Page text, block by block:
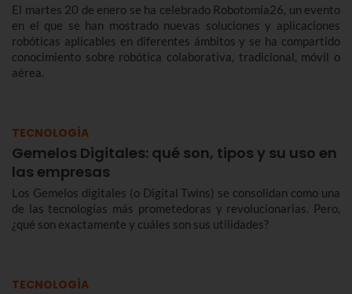
El martes 20 de enero se ha celebrado Robotomía26, un evento
en el que se han mostrado nuevas soluciones y aplicaciones
robóticas aplicables en diferentes ámbitos y se ha compartido
conocimiento sobre robótica colaborativa, tradicional, móvil o
aérea.
TECNOLOGÍA
Gemelos Digitales: qué son, tipos y su uso en
las empresas
Los Gemelos digitales (o Digital Twins) se consolidan como una
de las tecnologías más prometedoras y revolucionarias. Pero,
¿qué son exactamente y cuáles son sus utilidades?
TECNOLOGÍA